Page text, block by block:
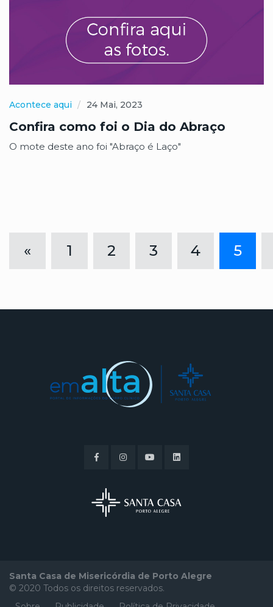
Acontece aqui 24 Mai, 2023
Confira como foi o Dia do Abraço
O mote deste ano foi "Abraço é Laço"
« 1 2 3 4 5
Santa Casa de Misericórdia de Porto Alegre
© 2020 Todos os direitos reservados.